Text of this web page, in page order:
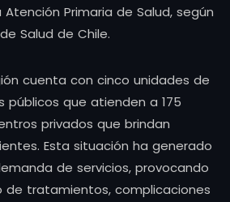
Primaria de Salud, según
Salud de Chile.
cuenta con cinco unidades de
públicos que atienden a 175
privados que brindan
Esta situación ha generado
de servicios, provocando
de tratamientos, complicaciones